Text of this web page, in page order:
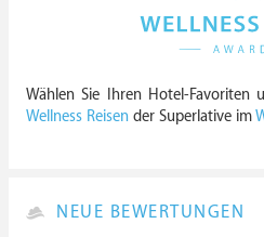
Wählen Sie Ihren Hotel-Favoriten
Wellness Reisen der Superlative im
NEUE BEWERTUNGEN